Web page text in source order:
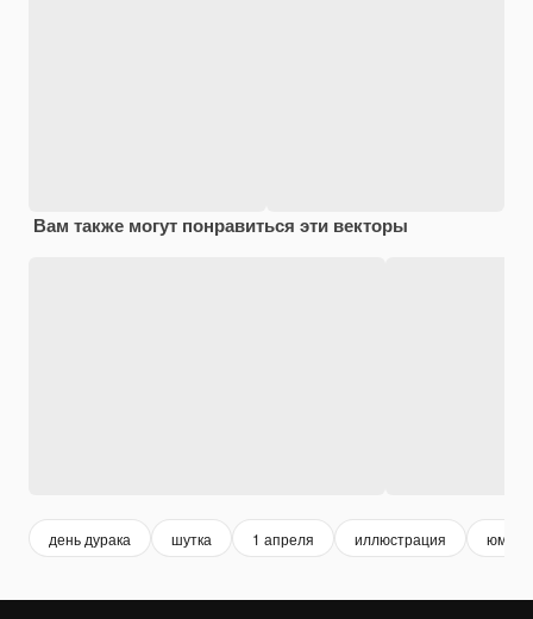
Вам также могут понравиться эти векторы
день дурака шутка 1 апреля иллюстрация юмор